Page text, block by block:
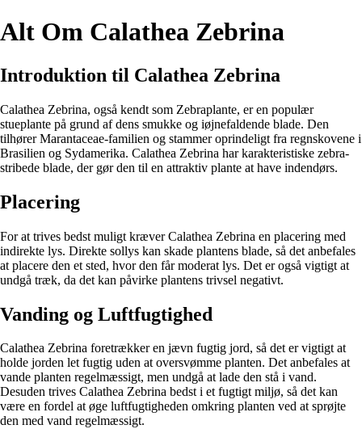
Alt Om Calathea Zebrina
Introduktion til Calathea Zebrina
Calathea Zebrina, også kendt som Zebraplante, er en populær
stueplante på grund af dens smukke og iøjnefaldende blade. Den
tilhører Marantaceae-familien og stammer oprindeligt fra regnskovene i
Brasilien og Sydamerika. Calathea Zebrina har karakteristiske zebra-
stribede blade, der gør den til en attraktiv plante at have indendørs.
Placering
For at trives bedst muligt kræver Calathea Zebrina en placering med
indirekte lys. Direkte sollys kan skade plantens blade, så det anbefales
at placere den et sted, hvor den får moderat lys. Det er også vigtigt at
undgå træk, da det kan påvirke plantens trivsel negativt.
Vanding og Luftfugtighed
Calathea Zebrina foretrækker en jævn fugtig jord, så det er vigtigt at
holde jorden let fugtig uden at oversvømme planten. Det anbefales at
vande planten regelmæssigt, men undgå at lade den stå i vand.
Desuden trives Calathea Zebrina bedst i et fugtigt miljø, så det kan
være en fordel at øge luftfugtigheden omkring planten ved at sprøjte
den med vand regelmæssigt.